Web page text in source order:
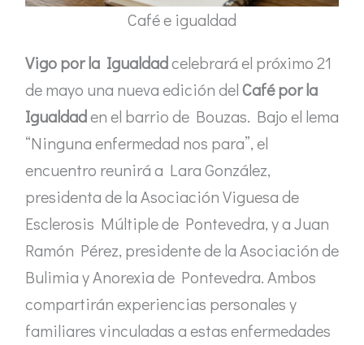
Café e igualdad
Vigo por la Igualdadcelebrará el próximo 21
de mayo una nueva edición delCafé por la
Igualdaden el barrio de Bouzas. Bajo el lema
“Ninguna enfermedad nos para”, el
encuentro reunirá a Lara González,
presidenta de la Asociación Viguesa de
Esclerosis Múltiple de Pontevedra, y a Juan
Ramón Pérez, presidente de la Asociación de
Bulimia y Anorexia de Pontevedra. Ambos
compartirán experiencias personales y
familiares vinculadas a estas enfermedades